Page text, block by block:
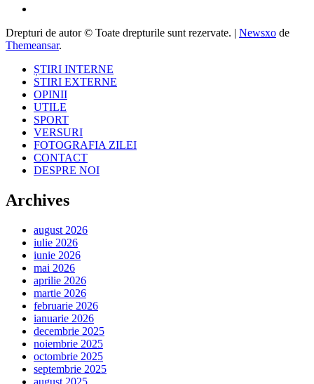
Drepturi de autor © Toate drepturile sunt rezervate. | Newsxo de
Themeansar.
ȘTIRI INTERNE
STIRI EXTERNE
OPINII
UTILE
SPORT
VERSURI
FOTOGRAFIA ZILEI
CONTACT
DESPRE NOI
Archives
august 2026
iulie 2026
iunie 2026
mai 2026
aprilie 2026
martie 2026
februarie 2026
ianuarie 2026
decembrie 2025
noiembrie 2025
octombrie 2025
septembrie 2025
august 2025